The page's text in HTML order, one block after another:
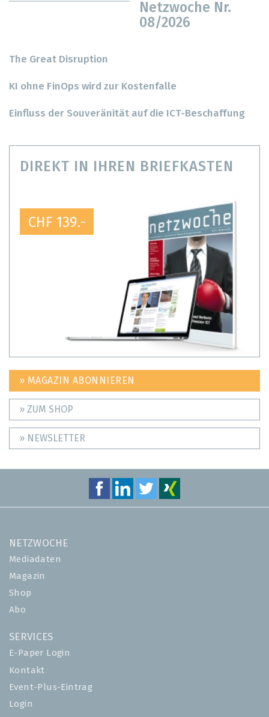
Netzwoche Nr.
08/2026
The Great Disruption
KI ohne FinOps wird zur Kostenfalle
Einfluss der Souveränität auf die ICT-Beschaffung
DIREKT IN IHREN BRIEFKASTEN
CHF 139.-
» MAGAZIN ABONNIEREN
» ZUM SHOP
» NEWSLETTER
NETZWOCHE
Mediadaten
Magazin
Shop
Abo
SERVICES
E-Paper Login
Kontakt
Event-Plus-Eintrag
Login